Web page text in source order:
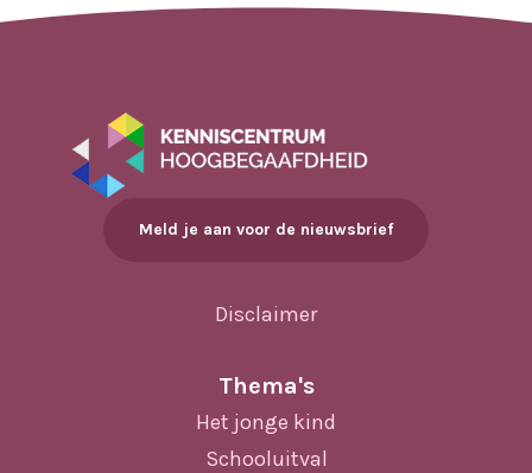
Meld je aan voor de nieuwsbrief
Disclaimer
Thema's
Het jonge kind
Schooluitval